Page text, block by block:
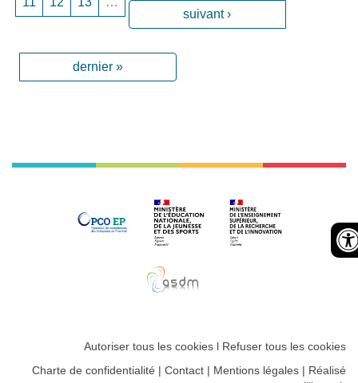
suivant ›
dernier »
Autoriser tous les cookies l Refuser tous les cookies
Charte de confidentialité | Contact | Mentions légales | Réalisé